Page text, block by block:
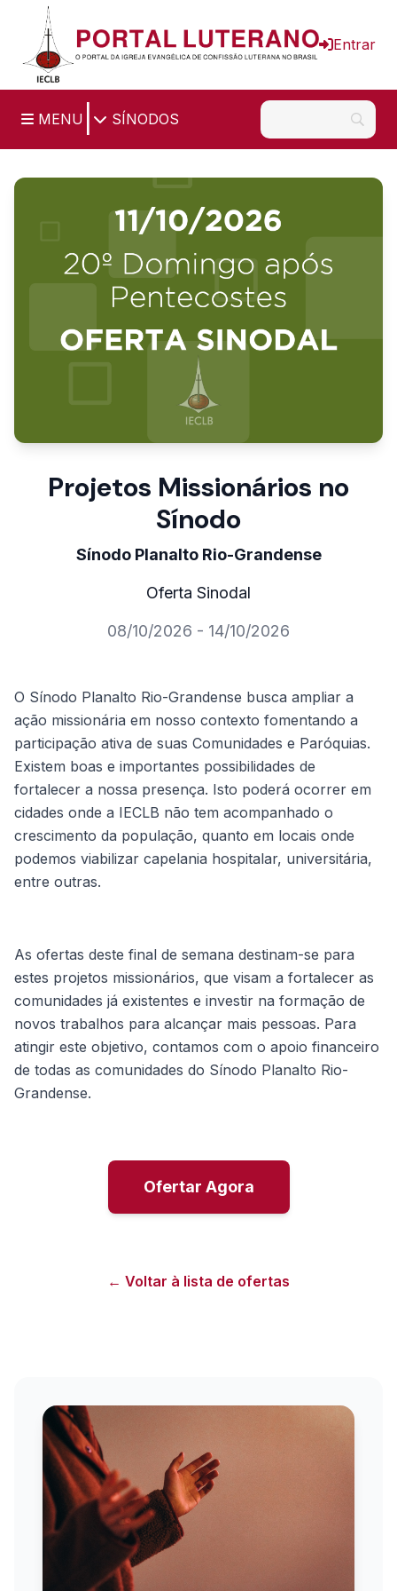
Ir para o conteúdo principal
Entrar
MENU SÍNODOS
Projetos Missionários no
Sínodo
Sínodo Planalto Rio-Grandense
Oferta Sinodal
08/10/2026 - 14/10/2026
O Sínodo Planalto Rio-Grandense busca ampliar a
ação missionária em nosso contexto fomentando a
participação ativa de suas Comunidades e Paróquias.
Existem boas e importantes possibilidades de
fortalecer a nossa presença. Isto poderá ocorrer em
cidades onde a IECLB não tem acompanhado o
crescimento da população, quanto em locais onde
podemos viabilizar capelania hospitalar, universitária,
entre outras.
As ofertas deste final de semana destinam-se para
estes projetos missionários, que visam a fortalecer as
comunidades já existentes e investir na formação de
novos trabalhos para alcançar mais pessoas. Para
atingir este objetivo, contamos com o apoio financeiro
de todas as comunidades do Sínodo Planalto Rio-
Grandense.
Ofertar Agora
← Voltar à lista de ofertas